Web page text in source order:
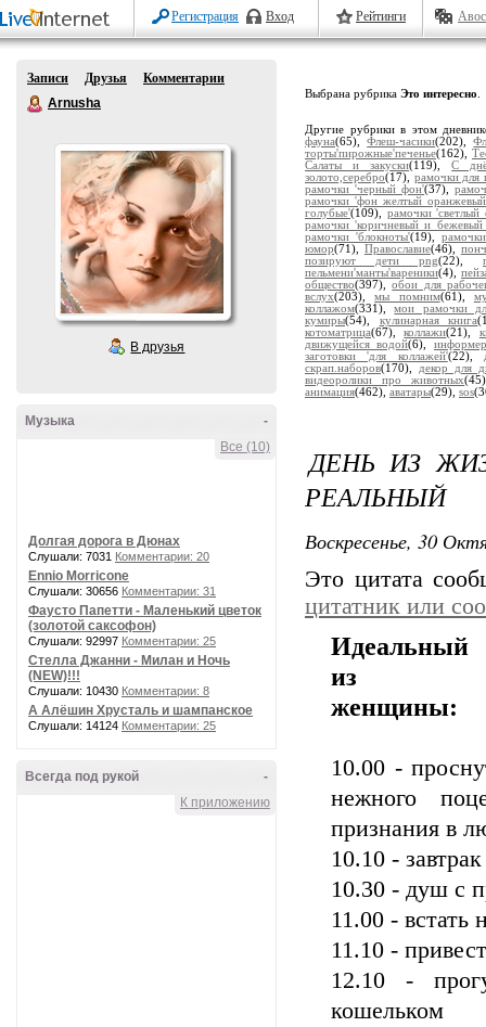
Регистрация Вход Рейтинги
Записи Друзья
Комментарии
Arnusha
В друзья
-
Музыка
Все (10)
Долгая дорога в Дюнах
Слушали: 7031 Комментарии: 20
Ennio Morricone
Слушали: 30656 Комментарии: 31
Фаусто Папетти - Маленький цветок
(золотой саксофон)
Слушали: 92997 Комментарии: 25
Стелла Джанни - Милан и Ночь
(NEW)!!!
Слушали: 10430 Комментарии: 8
А Алёшин Хрусталь и шампанское
Слушали: 14124 Комментарии: 25
-
Всегда под рукой
К приложению
Выбрана рубрика Это интересно
Другие рубрики в этом
фауна(65),Флеш-часики(202),
торты'пирожные'печенье(162),
Салаты и закуски(119),С
золото,серебро(17), рамочки для
рамочки 'черный фон'(37),
рамочки 'фон желтый
голубые'(109), рамочки 'светлый
рамочки 'коричневый и
рамочки 'блокноты'(19),
юмор(71), Православие(46),
позируют дети png(22),
пельмени'манты'вареники(4),
общество(397),обои для
вслух(203),мы помним(61),
коллажом(331),мои рамочки
кумиры(54), кулинарная книга
котоматрица(67),коллажи(21),
движущейся водой(6),
заготовки 'для коллажей'(22),
скрап.наборов(170), декор для
видеоролики про животных
анимация(462), аватары(29), sos
ДЕНЬ ИЗ
РЕАЛЬНЫЙ
Воскресенье, 30
Это цитата
цитатник или
из
женщины:
10.00 -
нежного
признания в
10.10 -
10.30 - душ с
11.00 - встать
11.10 -
12.10 -
кошельком